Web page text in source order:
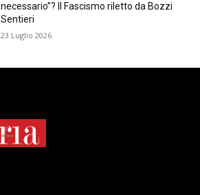
necessario”? Il Fascismo riletto da Bozzi
Sentieri
23 Luglio 2026